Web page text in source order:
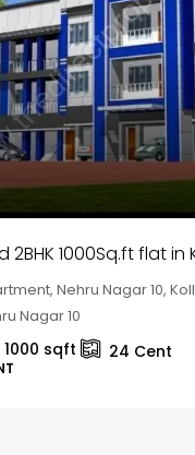
in Chelapram,
Kozhikode,
Kozhikode
1498 sqft 10Cent
SINGLE FAMILY HOME